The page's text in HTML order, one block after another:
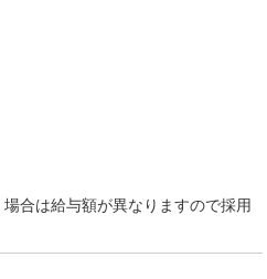
合は給与額が異なりますので採用